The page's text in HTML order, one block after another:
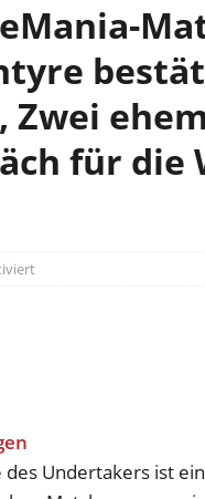
Zwei
für die
Undertakers ist